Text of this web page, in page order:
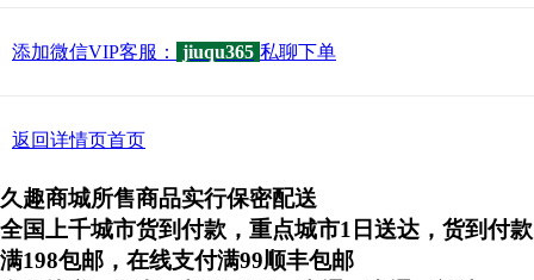
添加微信VIP客服： jiuqu365 私聊下单
返回详情页首页
久趣商城所售商品实行保密配送
全国上千城市货到付款，重点城市1日送达，货到付款
满198包邮，在线支付满99顺丰包邮